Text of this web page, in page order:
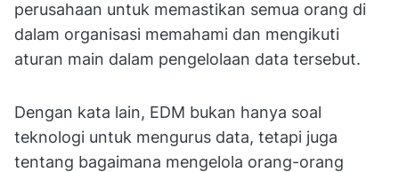
perusahaan untuk memastikan semua orang di
dalam organisasi memahami dan mengikuti
aturan main dalam pengelolaan data tersebut.
Dengan kata lain, EDM bukan hanya soal
teknologi untuk mengurus data, tetapi juga
tentang bagaimana mengelola orang-orang